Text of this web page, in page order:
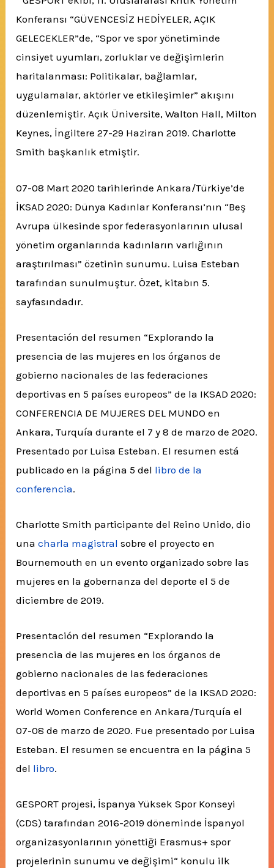
Konferansı “GÜVENCESİZ HEDİYELER, AÇIK
GELECEKLER”de, “Spor ve spor yönetiminde
cinsiyet uyumları, zorluklar ve değişimlerin
haritalanması: Politikalar, bağlamlar,
uygulamalar, aktörler ve etkileşimler” akışını
düzenlemiştir. Açık Üniversite, Walton Hall, Milton
Keynes, İngiltere 27-29 Haziran 2019. Charlotte
Smith başkanlık etmiştir.
07-08 Mart 2020 tarihlerinde Ankara/Türkiye’de
İKSAD 2020: Dünya Kadınlar Konferansı’nın “Beş
Avrupa ülkesinde spor federasyonlarının ulusal
yönetim organlarında kadınların varlığının
araştırılması” özetinin sunumu. Luisa Esteban
tarafından sunulmuştur. Özet, kitabın 5.
sayfasındadır.
Presentación del resumen “Explorando la
presencia de las mujeres en los órganos de
gobierno nacionales de las federaciones
deportivas en 5 países europeos” de la IKSAD 2020:
CONFERENCIA DE MUJERES DEL MUNDO en
Ankara, Turquía durante el 7 y 8 de marzo de 2020.
Presentado por Luisa Esteban. El resumen está
publicado en la página 5 del libro de la
conferencia.
Charlotte Smith participante del Reino Unido, dio
unacharla magistral sobre el proyecto en
Bournemouth en un evento organizado sobre las
mujeres en la gobernanza del deporte el 5 de
diciembre de 2019.
Presentación del resumen “Explorando la
presencia de las mujeres en los órganos de
gobierno nacionales de las federaciones
deportivas en 5 países europeos” de la IKSAD 2020:
World Women Conference en Ankara/Turquía el
07-08 de marzo de 2020. Fue presentado por Luisa
Esteban. El resumen se encuentra en la página 5
del libro.
GESPORT projesi, İspanya Yüksek Spor Konseyi
(CDS) tarafından 2016-2019 döneminde İspanyol
organizasyonlarının yönettiği Erasmus+ spor
projelerinin sunumu ve değişimi“ konulu ilk